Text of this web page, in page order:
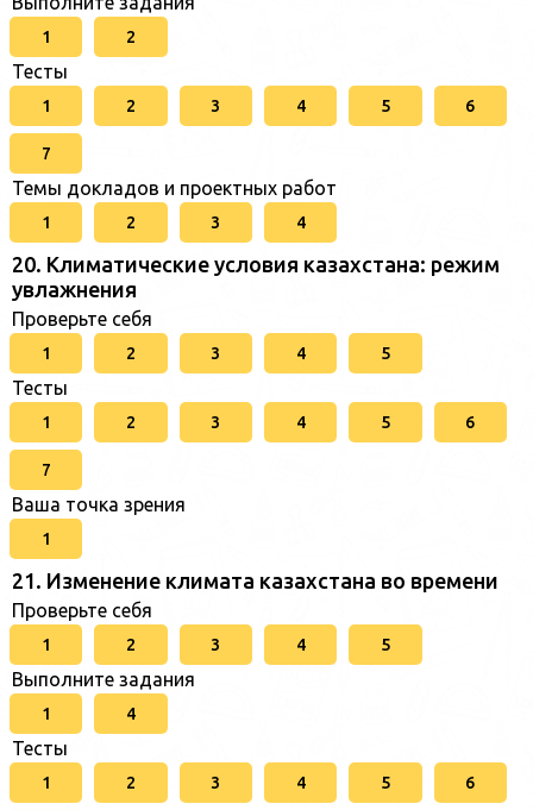
1 2
Тесты
1 2 3 4 5 6
7
Темы докладов и проектных работ
1 2 3 4
20. Климатические условия казахстана: режим
увлажнения
Проверьте себя
1 2 3 4 5
Тесты
1 2 3 4 5 6
7
Ваша точка зрения
1
21. Изменение климата казахстана во времени
Проверьте себя
1 2 3 4 5
Выполните задания
1 4
Тесты
1 2 3 4 5 6